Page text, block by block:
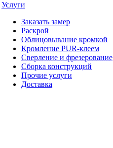
Услуги
Заказать замер
Раскрой
Облицовывание кромкой
Кромление PUR-клеем
Сверление и фрезерование
Сборка конструкций
Прочие услуги
Доставка